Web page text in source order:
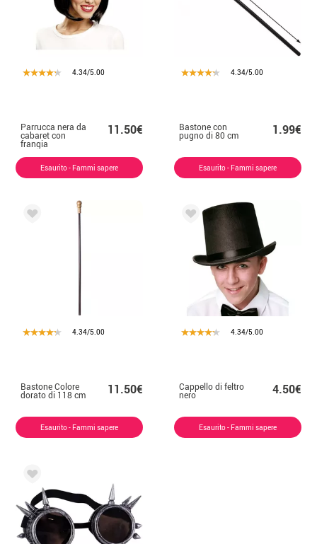
4.34/5.00
Parrucca nera da
cabaret con
frangia
11.50€
Esaurito - Fammi sapere
4.34/5.00
Bastone con
pugno di 80 cm 1.99€
Esaurito - Fammi sapere
4.34/5.00
Bastone Colore
dorato di 118 cm 11.50€
Esaurito - Fammi sapere
4.34/5.00
Cappello di feltro
nero 4.50€
Esaurito - Fammi sapere